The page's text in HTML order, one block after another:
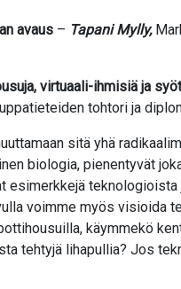
avaus– Tapani Mylly,
virtuaali-ihmisiä ja
tohtori ja
sitä yhä
biologia, pienentyvät
teknologioista
voimme myös visioida
käymmekö
tehtyjä lihapullia? Jos